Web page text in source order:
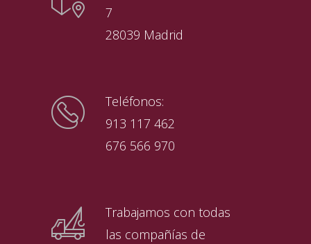
7
28039 Madrid
Teléfonos:
913 117 462
676 566 970
Trabajamos con todas
las compañías de